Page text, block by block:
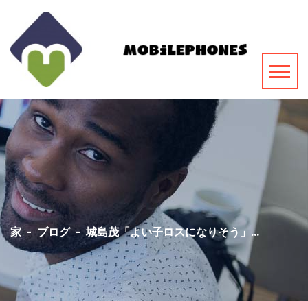
家 - ブログ - 城島茂「よい子ロスになりそう」...